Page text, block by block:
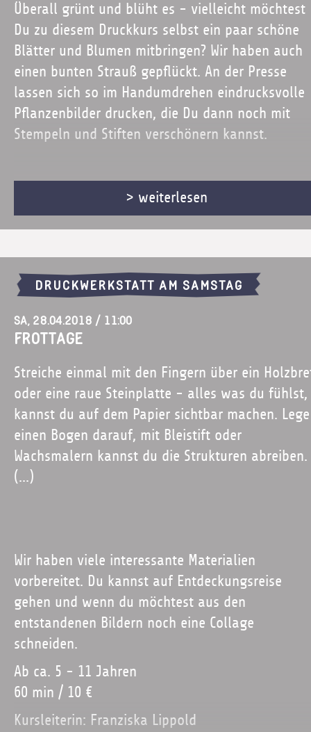
Überall grünt und blüht es - vielleicht möchtest
Du zu diesem Druckkurs selbst ein paar schöne
Blätter und Blumen mitbringen? Wir haben auch
einen bunten Strauß gepflückt. An der Presse
lassen sich so im Handumdrehen eindrucksvolle
Pflanzenbilder drucken, die Du dann noch mit
Stempeln und Stiften verschönern kannst.
Dauer: ca. 60 min
10 €
> weiterlesen
DRUCKWERKSTATT AM SAMSTAG
Sa, 28.04.2018 / 11:00
Frottage
Streiche einmal mit den Fingern über ein
oder eine raue Steinplatte - alles was du fühlst,
kannst du auf dem Papier sichtbar machen. Lege
einen Bogen darauf, mit Bleistift oder
Wachsmalern kannst du die Strukturen abreiben.
(...)
Wir haben viele interessante Materialien
vorbereitet. Du kannst auf Entdeckungsreise
gehen und wenn du möchtest aus den
entstandenen Bildern noch eine Collage
schneiden.
Ab ca. 5 - 11 Jahren
60 min / 10 €
Kursleiterin: Franziska Lippold